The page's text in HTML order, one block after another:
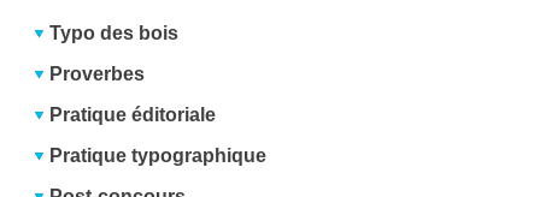
Typo des bois
Proverbes
Pratique éditoriale
Pratique typographique